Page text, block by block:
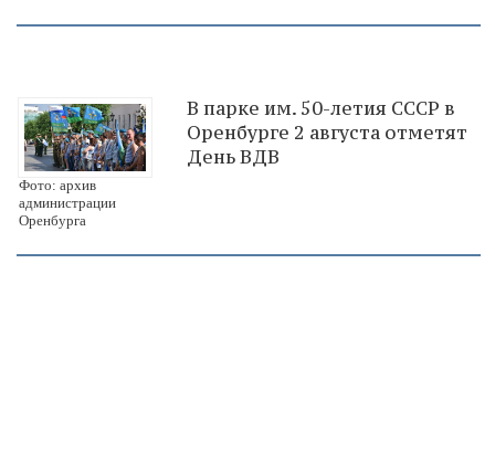
Фото: архив
администрации
Оренбурга
В парке им. 50-летия СССР в
Оренбурге 2 августа отметят
День ВДВ